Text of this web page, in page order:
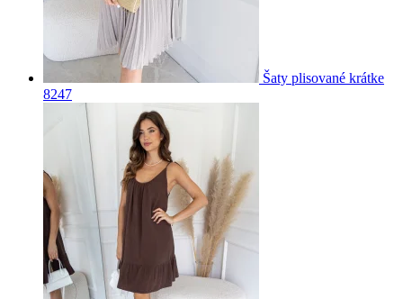
Šaty plisované krátke
8247